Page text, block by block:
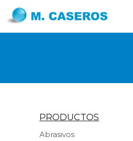
PRODUCTOS
Abrasivos